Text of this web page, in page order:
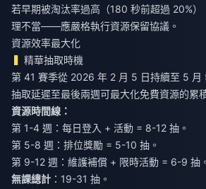
若早期被淘汰率過高（180 秒前超過 20%
理不當——應嚴格執行資源保留協議。
資源效率最大化
精華抽取時機
第 41 賽季從 2026 年 2 月 5 日持續至 5
抽取延遲至最後兩週可最大化免費資源的累
資源時間線：
第 1-4 週：每日登入 + 活動 = 8-12 抽。
第 5-8 週：排位獎勵 = 5-10 抽。
第 9-12 週：維護補償 + 限時活動 = 6-9 抽。
無課總計 ：19-31 抽。